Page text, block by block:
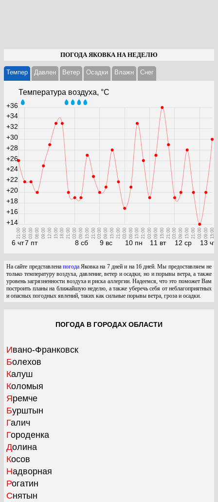
ПОГОДА ЯКОВКА НА НЕДЕЛЮ
Темпер Давлен Ветер Осадки Влажн Cнег
Температура воздуха, °С
6 чт
21:00
7 пт
00:00 03:00 06:00 09:00 12:00 15:00 18:00 21:00
8 сб
03:00 09:00 15:00 21:00
9 вс
03:00 09:00 15:00 21:00
10 пн
03:00 09:00 15:00 21:00
11 вт
03:00 09:00 15:00 21:00
12 ср
03:00 09:00 15:00 21:00
13 чт
03:00 09:00 15:00
+14
+16
+18
+20
+22
+24
+26
+28
+30
+32
+34
+36
На сайте представлена погодаЯковка на 7 дней и на 16 дней. Мы предоставляем не
только температуру воздуха, давление, ветер и осадки, но и порывы ветра, а также
уровень загрязненности воздуха и риска аллергии. Надеемся, что это поможет Вам
построить планы на ближайшую неделю, а также уберечь себя от неблагоприятных
и опасных погодных явлений, таких как сильные порывы ветра, гроза и осадки.
ПОГОДА В ГОРОДАХ ОБЛАСТИ
Ивано-Франковск
Болехов
Калуш
Коломыя
Яремче
Бурштын
Галич
Городенка
Долина
Косов
Надворная
Рогатин
Снятын